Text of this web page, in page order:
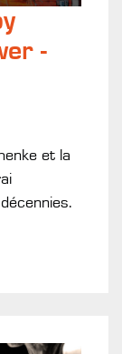
-
et la